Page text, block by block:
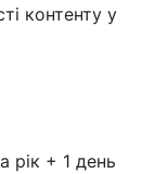
контенту у
рік + 1 день